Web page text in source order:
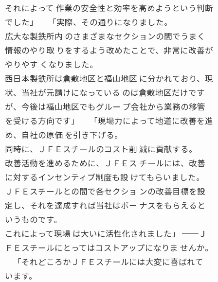
それによって 作業の安全性と効率を高めようという判断
でした」 「実際、その通りになりました。
広大な製鉄所内 のさまざまなセクションの間でうまく
情報のやり取 りをするよう改めたことで、非常に改善が
やりやす くなりました。
西日本製鉄所は倉敷地区と福山地区 に分かれており、現
状、当社が元請けになっている のは倉敷地区だけです
が、今後は福山地区でもグルー プ会社から業務の移管
を受ける方向です」 「現場力によって地道に改善を進
め、自社の原価 を引き下げる。
同時に、ＪＦＥスチールのコスト削 減に貢献する。
改善活動を進めるために、ＪＦＥス チールには、改善
に対するインセンティブ制度も設 けてもらいました。
ＪＦＥスチールとの間で各セクショ ンの改善目標を設
定し、それを達成すれば当社はボー ナスをもらえると
いうものです。
これによって現場 は大いに活性化されました」 ──Ｊ
ＦＥスチールにとってはコストアップになりま せんか。
「それどころかＪＦＥスチールには大変に喜ばれて
います。